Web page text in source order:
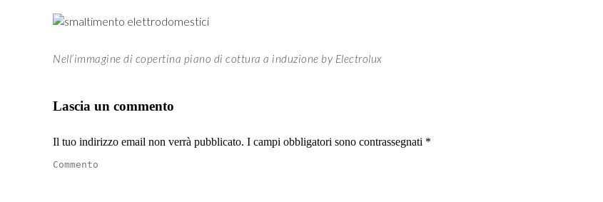
Nell’immagine di copertina piano di cottura a induzione by Electrolux
Lascia un commento
Il tuo indirizzo email non verrà pubblicato. I campi obbligatori sono contrassegnati *
Commento